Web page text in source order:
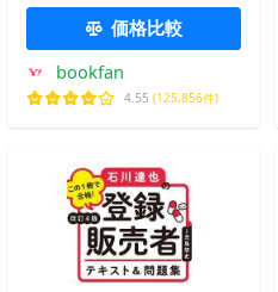
価格比較
bookfan
4.55 (125,856件)